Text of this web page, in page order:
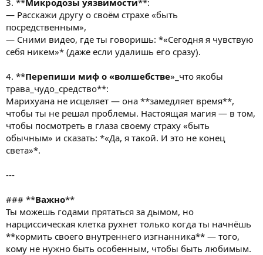
— Расскажи другу о своём страхе «быть
посредственным»,
— Сними видео, где ты говоришь: *«Сегодня я чувствую
себя никем»* (даже если удалишь его сразу).
4. **Перепиши миф о «волшебстве»_что якобы
трава_чудо_средство**:
Марихуана не исцеляет — она **замедляет время**,
чтобы ты не решал проблемы. Настоящая магия — в том,
чтобы посмотреть в глаза своему страху «быть
обычным» и сказать: *«Да, я такой. И это не конец
света»*.
---
### **Важно**
Ты можешь годами прятаться за дымом, но
нарциссическая клетка рухнет только когда ты начнёшь
**кормить своего внутреннего изгнанника** — того,
кому не нужно быть особенным, чтобы быть любимым.